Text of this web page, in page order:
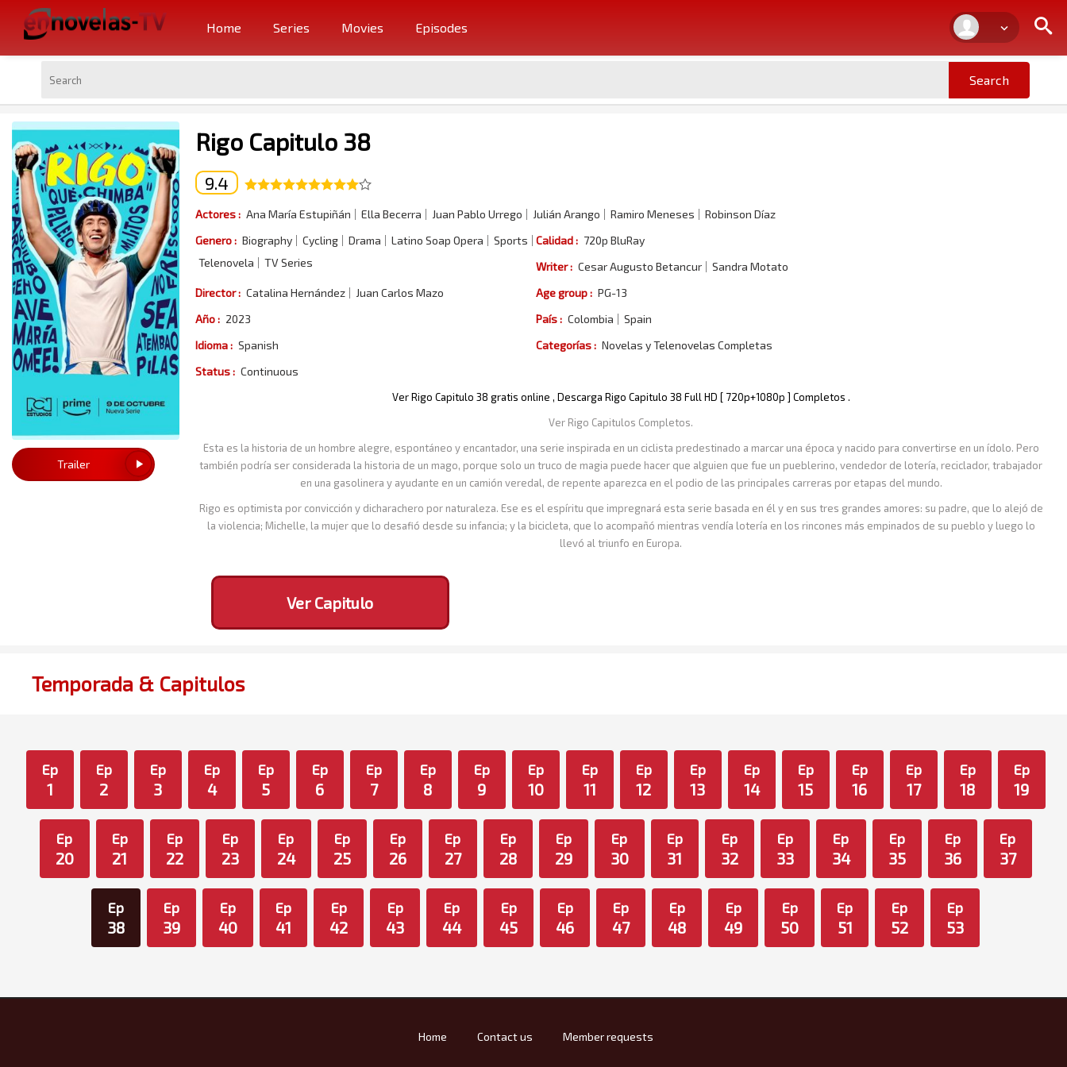
Home Series Movies Episodes
Trailer
Rigo Capitulo 38
9.4
Actores : Ana María Estupiñán Ella Becerra Juan Pablo Urrego Julián Arango Ramiro Meneses
Robinson Díaz
Genero : Biography Cycling Drama Latino Soap Opera
Sports
Telenovela
TV Series
Calidad : 720p BluRay
Writer : Cesar Augusto Betancur
Sandra Motato
Director : Catalina Hernández Juan Carlos Mazo Age group : PG-13
Año : 2023 País : Colombia
Spain
Idioma : Spanish Categorías : Novelas y Telenovelas Completas
Status : Continuous
Ver Rigo Capitulo 38 gratis online , Descarga Rigo Capitulo 38 Full HD [ 720p+1080p ] Completos .
Ver Rigo Capitulos Completos.
Esta es la historia de un hombre alegre, espontáneo y encantador, una serie inspirada en un ciclista predestinado a marcar una época y nacido para convertirse en un ídolo. Pero
también podría ser considerada la historia de un mago, porque solo un truco de magia puede hacer que alguien que fue un pueblerino, vendedor de lotería, reciclador, trabajador
en una gasolinera y ayudante en un camión veredal, de repente aparezca en el podio de las principales carreras por etapas del mundo.
Rigo es optimista por convicción y dicharachero por naturaleza. Ese es el espíritu que impregnará esta serie basada en él y en sus tres grandes amores: su padre, que lo alejó de
la violencia; Michelle, la mujer que lo desafió desde su infancia; y la bicicleta, que lo acompañó mientras vendía lotería en los rincones más empinados de su pueblo y luego lo
llevó al triunfo en Europa.
Ver Capitulo
Temporada & Capitulos
Ep
1
Ep
2
Ep
3
Ep
4
Ep
5
Ep
6
Ep
7
Ep
8
Ep
9
Ep
10
Ep
11
Ep
12
Ep
13
Ep
14
Ep
15
Ep
16
Ep
17
Ep
18
Ep
19
Ep
20
Ep
21
Ep
22
Ep
23
Ep
24
Ep
25
Ep
26
Ep
27
Ep
28
Ep
29
Ep
30
Ep
31
Ep
32
Ep
33
Ep
34
Ep
35
Ep
36
Ep
37
Ep
38
Ep
39
Ep
40
Ep
41
Ep
42
Ep
43
Ep
44
Ep
45
Ep
46
Ep
47
Ep
48
Ep
49
Ep
50
Ep
51
Ep
52
Ep
53
Home Contact us Member requests